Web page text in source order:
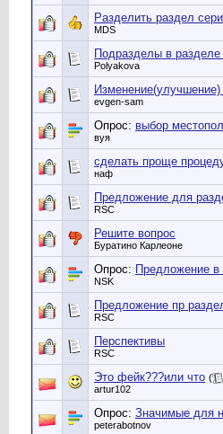
Разделить раздел
MDS
Подразделы в разделе
Polyakova
evgen-sam
Опрос: выбор
вуя
сделать проще
наф
Предложение для
RSC
Решите вопрос
Буратино Карлеоне
Опрос: Предложение
NSK
Предложение пр
RSC
Перспективы
RSC
Это фейк???или что (
artur102
Опрос: Значимые для
peterabotnov